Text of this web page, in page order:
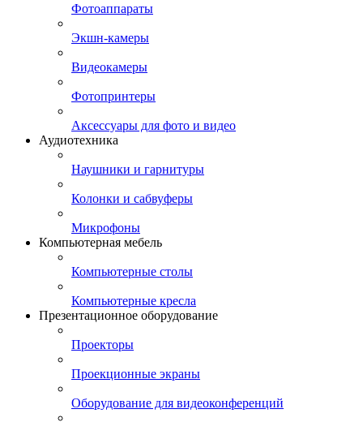
Фотоаппараты
Экшн-камеры
Видеокамеры
Фотопринтеры
Аксессуары для фото и видео
Аудиотехника
Наушники и гарнитуры
Колонки и сабвуферы
Микрофоны
Компьютерная мебель
Компьютерные столы
Компьютерные кресла
Презентационное оборудование
Проекторы
Проекционные экраны
Оборудование для видеоконференций